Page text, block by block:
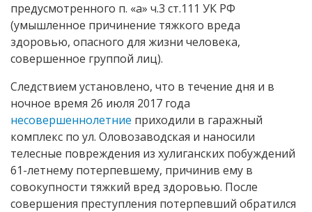
предусмотренного п. «а» ч.3 ст.111 УК РФ
(умышленное причинение тяжкого вреда
здоровью, опасного для жизни человека,
совершенное группой лиц).
Следствием установлено, что в течение дня и в
ночное время 26 июля 2017 года
несовершеннолетние приходили в гаражный
комплекс по ул. Оловозаводская и наносили
телесные повреждения из хулиганских побуждений
61-летнему потерпевшему, причинив ему в
совокупности тяжкий вред здоровью. После
совершения преступления потерпевший обратился